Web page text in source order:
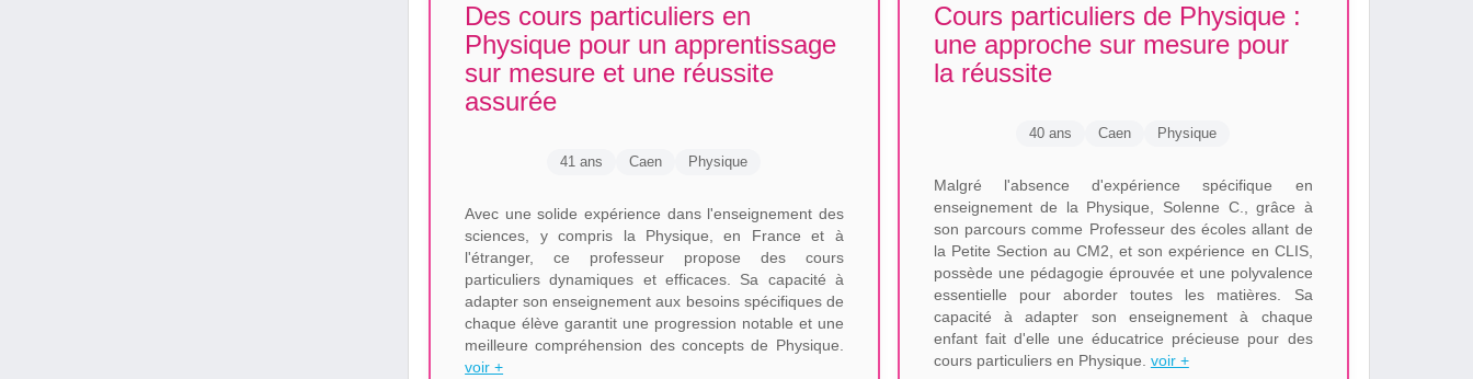
Des cours particuliers en
Physique pour un apprentissage
sur mesure et une réussite
assurée
41 ans Caen Physique
Avec une solide expérience dans l'enseignement des
sciences, y compris la Physique, en France et à
l'étranger, ce professeur propose des cours
particuliers dynamiques et efficaces. Sa capacité à
adapter son enseignement aux besoins spécifiques de
chaque élève garantit une progression notable et une
meilleure compréhension des concepts de Physique.
voir +
Cours particuliers de Physique :
une approche sur mesure pour
la réussite
40 ans Caen Physique
Malgré l'absence d'expérience spécifique en
enseignement de la Physique, Solenne C., grâce à
son parcours comme Professeur des écoles allant de
la Petite Section au CM2, et son expérience en CLIS,
possède une pédagogie éprouvée et une polyvalence
essentielle pour aborder toutes les matières. Sa
capacité à adapter son enseignement à chaque
enfant fait d'elle une éducatrice précieuse pour des
cours particuliers en Physique. voir +